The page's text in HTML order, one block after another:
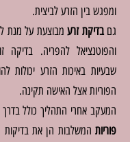
ומפגש בין הזרע לביצית.
גםבדיקת זרעמבוצעת על מנת
והפוטנציאל להפריה. בדיקה
שבעיות באיכות הזרע יכולות
הפוריות אצל האישה תקינה.
המעקב אחרי התהליך כולל
פוריות המשלבות הן את בדיקות